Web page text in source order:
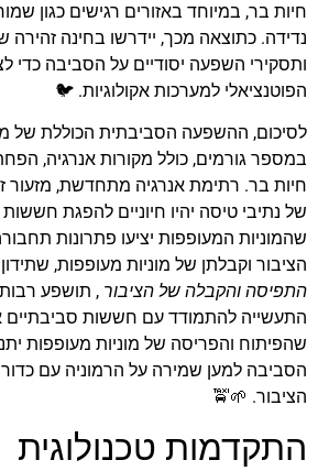
חיות בר, במיוחד באזורים רגישים כגון
נדידה. כתוצאה מכך, יידרשו בחינה זהירה
ותסקירי השפעה יסודיים על הסביבה כדי
הפוטנציאלי למערכות אקולוגיות. 🐦
לסיכום, ההשפעה הסביבתית הכוללת של
במספר גורמים, כולל מקורות אנרגיה,
חיות בר. רתימת אנרגיה מתחדשת, מזעור
של נתיבי טיסה יהיו חיוניים להפגת
שהמוניות המעופפות יציעו פתרונות
הציבור וקבלתן של מוניות מעופפות,
התפיסה והקבלה של הציבור , תושפע
התעשייה להתמודד עם חששות סביבתיים
שהפיתוח והפריסה של מוניות מעופפות
הסביבה למען שמירה על הרמוניה עם
הציבור. 🌱🚖
התקדמות טכנולוגית